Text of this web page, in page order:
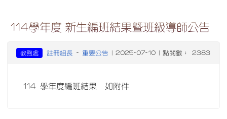
114學年度 新生編班結果暨班級導師公告
教務處 註冊組長 - 重要公告 | 2025-07-10 | 點閱數： 2383
114 學年度編班結果 如附件